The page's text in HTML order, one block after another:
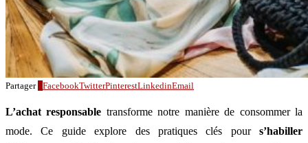
Partager FacebookTwitterPinterestLinkedinEmail
L’achat responsable transforme notre manière de consommer la
mode. Ce guide explore des pratiques clés pour s’habiller